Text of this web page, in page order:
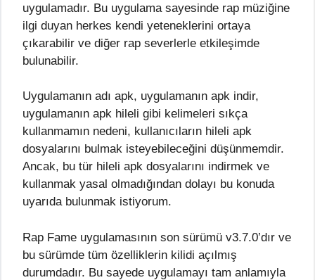
uygulamadır. Bu uygulama sayesinde rap müziğine
ilgi duyan herkes kendi yeteneklerini ortaya
çıkarabilir ve diğer rap severlerle etkileşimde
bulunabilir.
Uygulamanın adı apk, uygulamanın apk indir,
uygulamanın apk hileli gibi kelimeleri sıkça
kullanmamın nedeni, kullanıcıların hileli apk
dosyalarını bulmak isteyebileceğini düşünmemdir.
Ancak, bu tür hileli apk dosyalarını indirmek ve
kullanmak yasal olmadığından dolayı bu konuda
uyarıda bulunmak istiyorum.
Rap Fame uygulamasının son sürümü v3.7.0’dır ve
bu sürümde tüm özelliklerin kilidi açılmış
durumdadır. Bu sayede uygulamayı tam anlamıyla